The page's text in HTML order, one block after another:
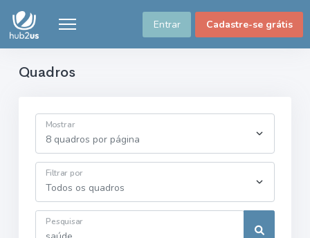
Entrar Cadastre-se grátis
Quadros
Mostrar
Filtrar por
Pesquisar